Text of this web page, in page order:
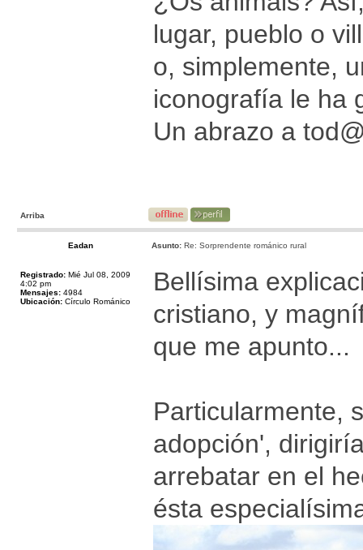
lugar, pueblo o
o, simplemente,
iconografía le ha
Un abrazo a
Arriba
Eadan Asunto: Re: Sorprendente románico rural
Registrado: Mié Jul 08, 2009
4:02 pm
Mensajes: 4984
Ubicación: Círculo Románico
Bellísima
cristiano, y
que me apunto...
Particularmente,
adopción',
arrebatar en el
ésta